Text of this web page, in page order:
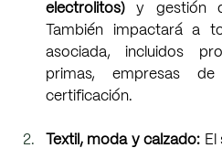
electrolitos) y gestión
También impactará a
asociada, incluidos
primas, empresas
certificación.
Textil, moda y calzado: